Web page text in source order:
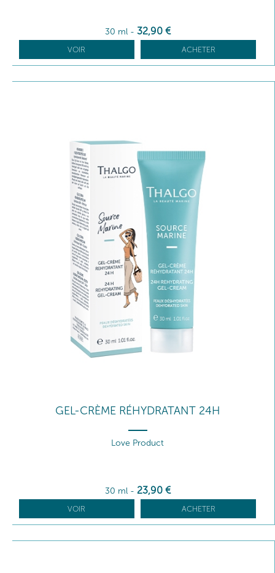
30 ml - 32,90 €
VOIR ACHETER
GEL-CRÈME RÉHYDRATANT 24H
Love Product
30 ml - 23,90 €
VOIR ACHETER